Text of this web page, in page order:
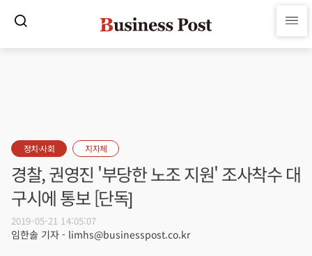
정치·사회 지자체
경찰, 권영진 '부당한 노조 지원' 조사착수 대
구시에 통보 [단독]
2019-05-21 14:05:07
임한솔 기자 - limhs@businesspost.co.kr